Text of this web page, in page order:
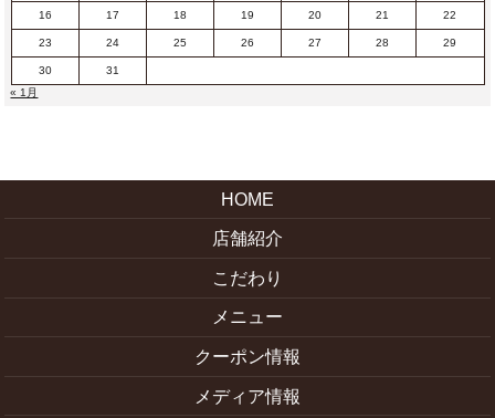
16 17 18 19 20 21 22
23 24 25 26 27 28 29
30
31
« 1月
HOME
店舗紹介
こだわり
メニュー
クーポン情報
メディア情報